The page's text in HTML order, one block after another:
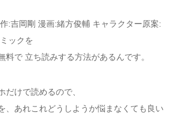
:吉岡剛 漫画:緒方俊輔 キャラクター原案:
ックを
料で 立ち読みする方法があるんです。
だけで読めるので、
、あれこれどうしようか悩まなくても良い